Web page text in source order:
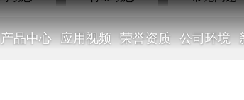
产品中心 应用视频 荣誉资质 公司环境